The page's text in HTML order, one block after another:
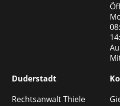
Duderstadt
Rechtsanwalt Thiele